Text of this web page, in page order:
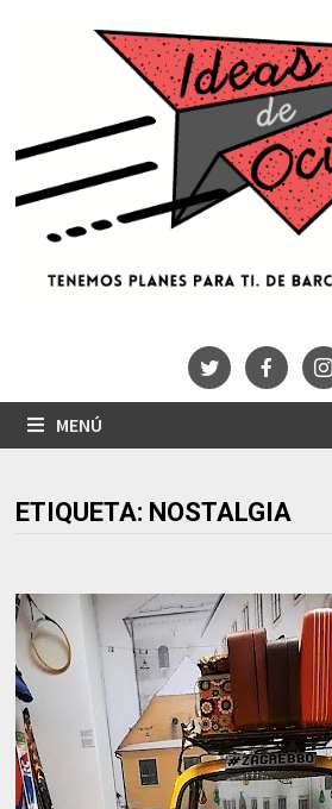
MENÚ
ETIQUETA: NOSTALGIA